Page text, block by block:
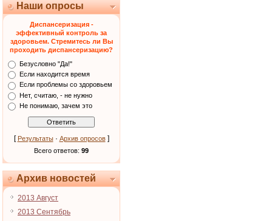
Наши опросы
Диспансеризация -
эффективный контроль за
здоровьем. Стремитесь ли Вы
проходить диспансеризацию?
Безусловно "Да!"
Если находится время
Если проблемы со здоровьем
Нет, считаю, - не нужно
Не понимаю, зачем это
[ Результаты· Архив опросов]
Всего ответов: 99
Архив новостей
2013 Август
2013 Сентябрь